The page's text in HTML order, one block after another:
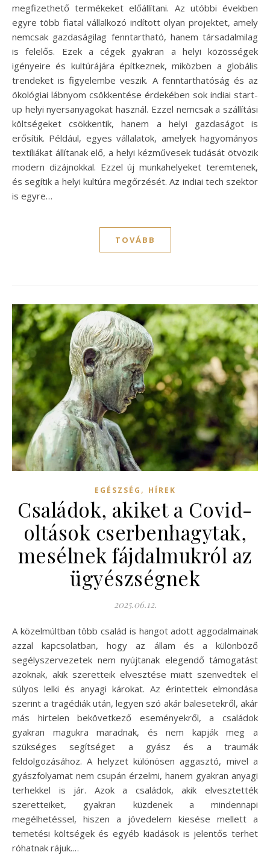
megfizethető termékeket előállítani. Az utóbbi években
egyre több fiatal vállalkozó indított olyan projektet, amely
nemcsak gazdaságilag fenntartható, hanem társadalmilag
is felelős. Ezek a cégek gyakran a helyi közösségek
igényeire és kultúrájára építkeznek, miközben a globális
trendeket is figyelembe veszik. A fenntarthatóság és az
ökológiai lábnyom csökkentése érdekében sok indiai start-
up helyi nyersanyagokat használ. Ezzel nemcsak a szállítási
költségeket csökkentik, hanem a helyi gazdaságot is
erősítik. Például, egyes vállalatok, amelyek hagyományos
textíliákat állítanak elő, a helyi kézművesek tudását ötvözik
modern dizájnokkal. Ezzel új munkahelyeket teremtenek,
és segítik a helyi kultúra megőrzését. Az indiai tech szektor
is egyre…
TOVÁBB
EGÉSZSÉG , HÍREK
Családok, akiket a Covid-
oltások cserbenhagytak,
mesélnek fájdalmukról az
ügyészségnek
2025.06.12.
A közelmúltban több család is hangot adott aggodalmainak
azzal kapcsolatban, hogy az állam és a különböző
segélyszervezetek nem nyújtanak elegendő támogatást
azoknak, akik szeretteik elvesztése miatt szenvedtek el
súlyos lelki és anyagi károkat. Az érintettek elmondása
szerint a tragédiák után, legyen szó akár balesetekről, akár
más hirtelen bekövetkező eseményekről, a családok
gyakran magukra maradnak, és nem kapják meg a
szükséges segítséget a gyász és a traumák
feldolgozásához. A helyzet különösen aggasztó, mivel a
gyászfolyamat nem csupán érzelmi, hanem gyakran anyagi
terhekkel is jár. Azok a családok, akik elvesztették
szeretteiket, gyakran küzdenek a mindennapi
megélhetéssel, hiszen a jövedelem kiesése mellett a
temetési költségek és egyéb kiadások is jelentős terhet
róhatnak rájuk.…